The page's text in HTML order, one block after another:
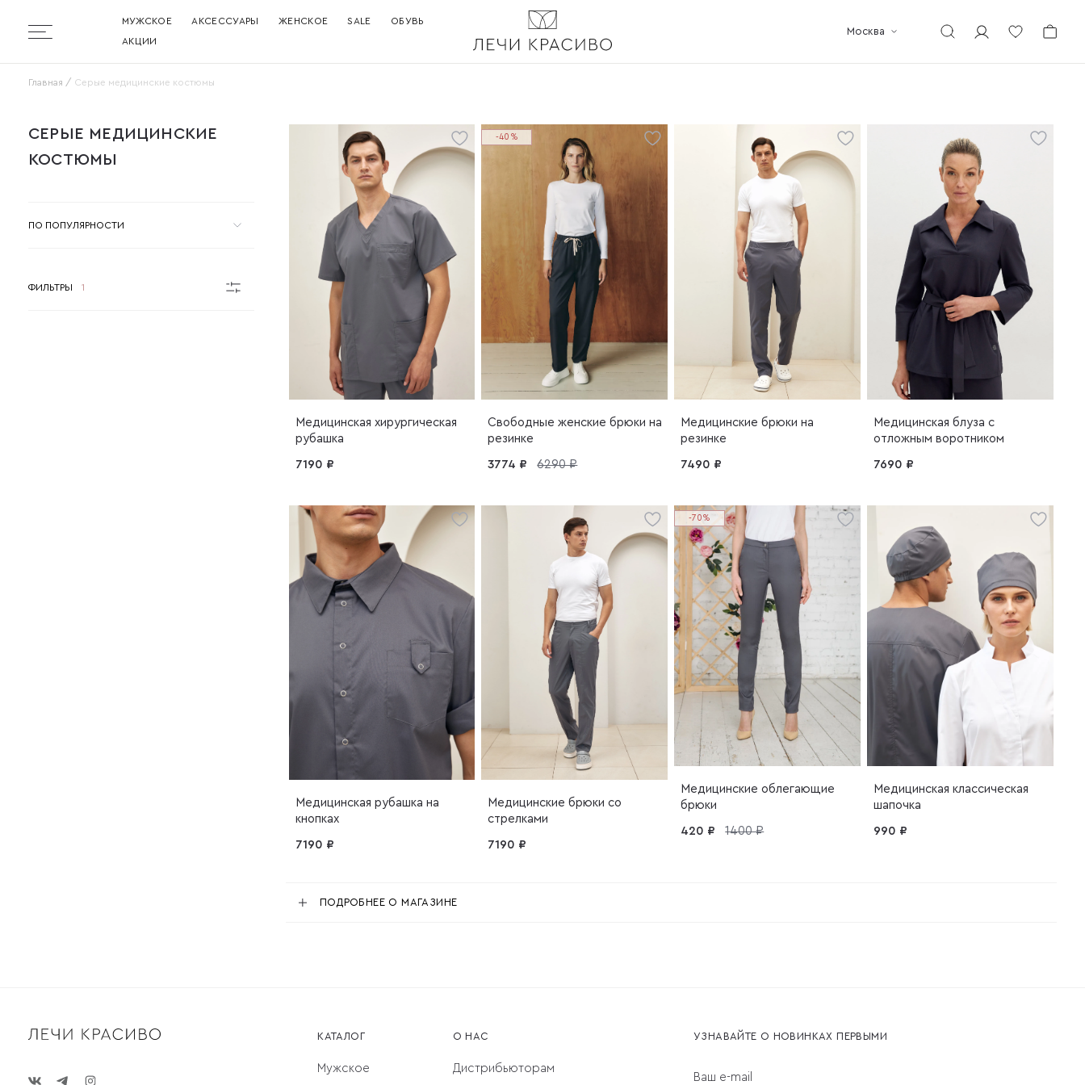
Бургер
МУЖСКОЕ АКСЕССУАРЫ ЖЕНСКОЕ SALE ОБУВЬ
АКЦИИ
Москва
Главная Серые медицинские костюмы
СЕРЫЕ МЕДИЦИНСКИЕ КОСТЮМЫ
СЕРЫЕ МЕДИЦИНСКИЕ
КОСТЮМЫ
ПО ПОПУЛЯРНОСТИ
ФИЛЬТРЫ 1
Медицинская хирургическая
рубашка
7190 ₽
Свободные женские брюки на
резинке
-40%
3774 ₽ 6290 ₽
Медицинские брюки на
резинке
7490 ₽
Медицинская блуза с
отложным воротником
7690 ₽
Медицинская рубашка на
кнопках
7190 ₽
Медицинские брюки со
стрелками
7190 ₽
Медицинские облегающие
брюки
-70%
420 ₽ 1400 ₽
Медицинская классическая
шапочка
990 ₽
ПОДРОБНЕЕ О МАГАЗИНЕ
КАТАЛОГ
Мужское
О НАС
Дистрибьюторам
УЗНАВАЙТЕ О НОВИНКАХ ПЕРВЫМИ
Ваш e-mail